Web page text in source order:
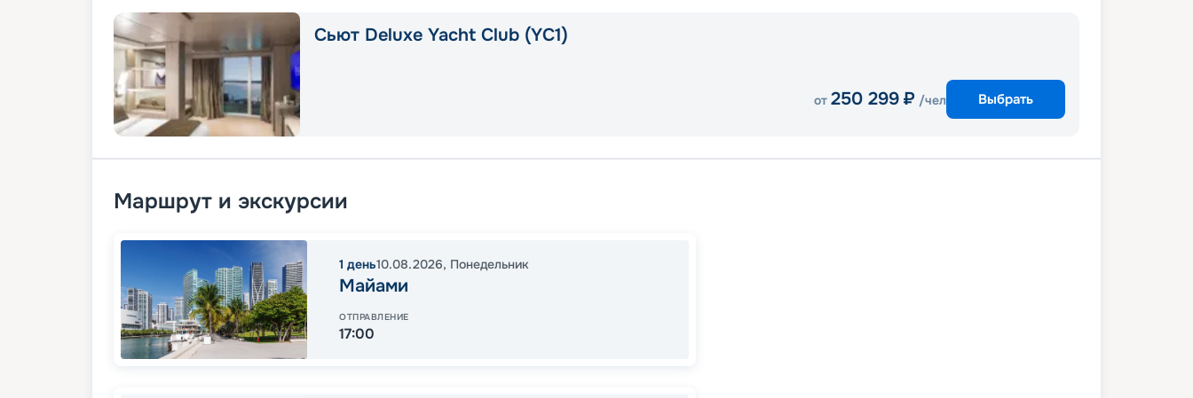
Сьют Deluxe Yacht Club (YC1)
от 250 299 ₽ /чел Выбрать
Маршрут и экскурсии
1 день10.08.2026, Понедельник
Майами
ОТПРАВЛЕНИЕ
17:00